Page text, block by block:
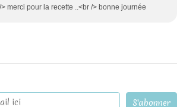
merci pour la recette ..<br /> bonne journée